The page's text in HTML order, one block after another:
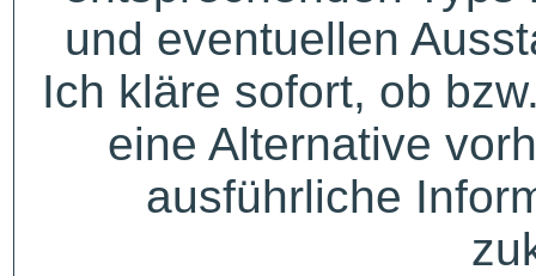
und eventuellen
Ich kläre sofort, ob
eine Alternative
ausführliche